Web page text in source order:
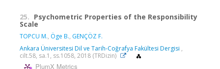
25. Psychometric Properties of the Responsibility
Scale
TOPCU M., Öge B., GENÇÖZ F.
Ankara Üniversitesi Dil ve Tarih-Coğrafya Fakültesi Dergisi ,
cilt.58, sa.1, ss.1058, 2018 (TRDizin)
PlumX Metrics